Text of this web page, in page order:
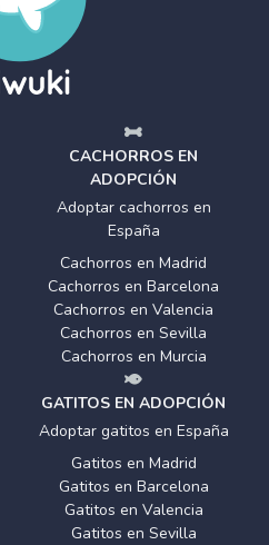
CACHORROS EN
ADOPCIÓN
Adoptar cachorros en
España
Cachorros en Madrid
Cachorros en Barcelona
Cachorros en Valencia
Cachorros en Sevilla
Cachorros en Murcia
GATITOS EN ADOPCIÓN
Adoptar gatitos en España
Gatitos en Madrid
Gatitos en Barcelona
Gatitos en Valencia
Gatitos en Sevilla